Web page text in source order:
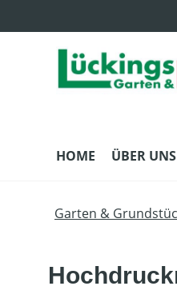
HOME ÜBER UNS
Garten &